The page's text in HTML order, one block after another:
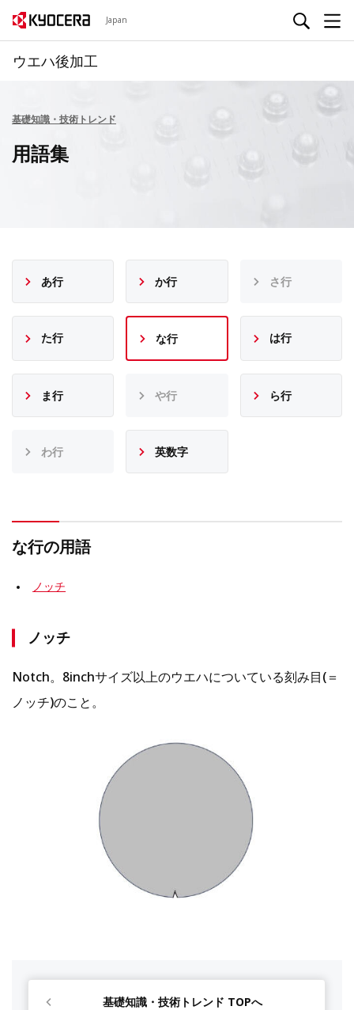
Japan
ウエハ後加工
基礎知識・技術トレンド
用語集
あ行 か行 さ行
た行 な行 は行
ま行 や行 ら行
わ行 英数字
な行の用語
ノッチ
ノッチ
Notch。8inchサイズ以上のウエハについている刻み目(＝
ノッチ)のこと。
基礎知識・技術トレンド TOPへ